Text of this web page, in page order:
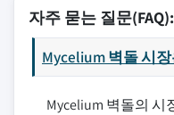
자주 묻는 질문(FAQ):
Mycelium 벽돌 시
Mycelium 벽돌의 시